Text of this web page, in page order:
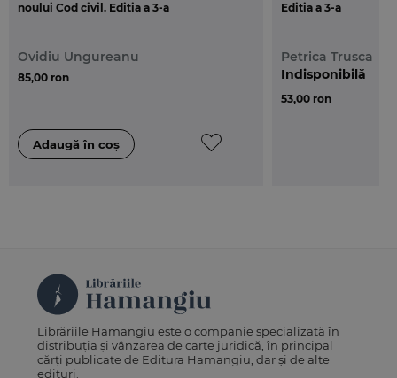
noului Cod civil. Editia a 3-a
Ovidiu Ungureanu
85,00 ron
Editia a 3-a
Petrica Trusca
53,00 ron
Indisponibilă
Librăriile Hamangiu este o companie specializată în
distribuția și vânzarea de carte juridică, în principal
cărți publicate de Editura Hamangiu, dar și de alte
edituri.